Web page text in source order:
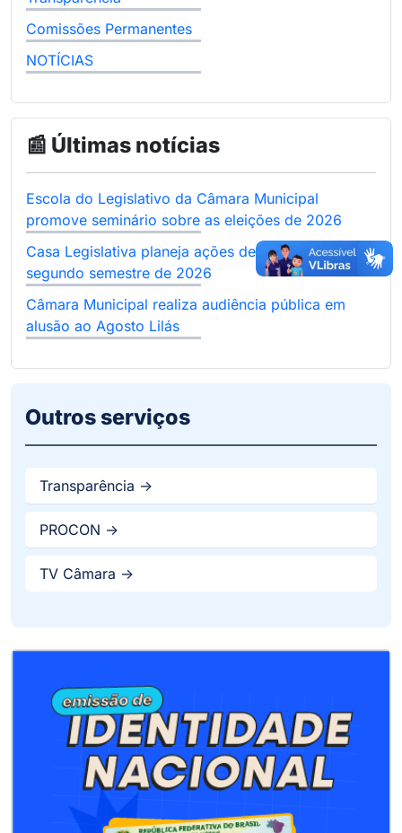
Comissões Permanentes
NOTÍCIAS
📰 Últimas notícias
Escola do Legislativo da Câmara Municipal
promove seminário sobre as eleições de 2026
Casa Legislativa planeja ações de cidadania para o
segundo semestre de 2026
Câmara Municipal realiza audiência pública em
alusão ao Agosto Lilás
Outros serviços
Transparência ->
PROCON ->
TV Câmara ->